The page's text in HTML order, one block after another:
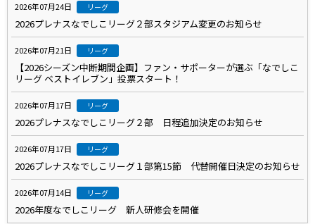
2026年07月24日 リーグ
2026プレナスなでしこリーグ２部スタジアム変更のお知らせ
2026年07月21日 リーグ
【2026シーズン中断期間企画】ファン・サポーターが選ぶ「なでしこ
リーグ ベストイレブン」投票スタート！
2026年07月17日 リーグ
2026プレナスなでしこリーグ２部 日程追加決定のお知らせ
2026年07月17日 リーグ
2026プレナスなでしこリーグ１部第15節 代替開催日決定のお知らせ
2026年07月14日 リーグ
2026年度なでしこリーグ 新人研修会を開催